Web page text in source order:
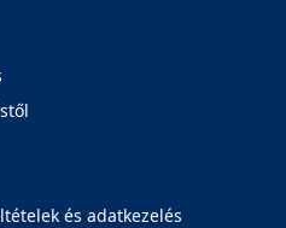
és adatkezelés